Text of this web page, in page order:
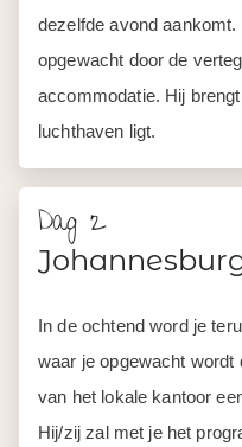
dezelfde avond
opgewacht door de
accommodatie. Hij
luchthaven ligt.
Dag 2
In de ochtend word je
waar je opgewacht wordt
van het lokale kantoor
Hij/zij zal met je het